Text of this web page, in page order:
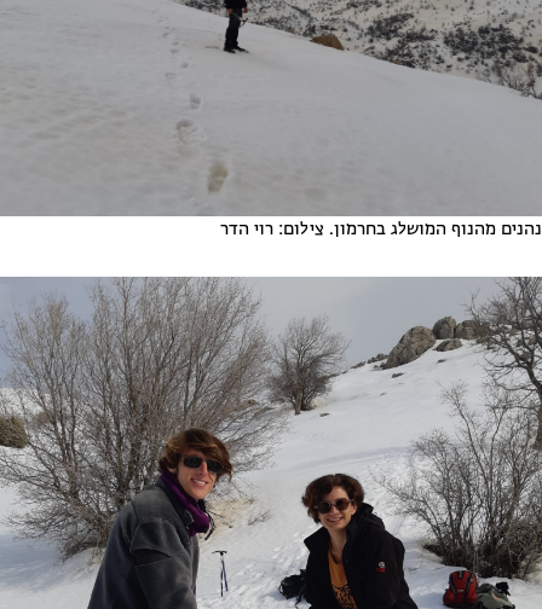
נהנים מהנוף המושלג בחרמון. צילום: רוי הדר